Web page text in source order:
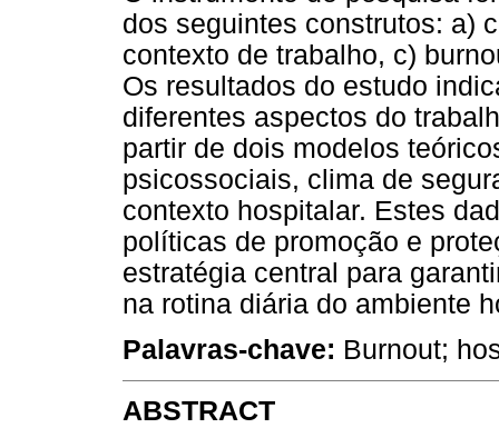
dos seguintes construtos: a)
contexto de trabalho, c)
Os resultados do estudo
diferentes aspectos do
partir de dois modelos
psicossociais, clima de
contexto hospitalar. Estes
políticas de promoção e
estratégia central para
na rotina diária do ambiente
Palavras-chave: Burnout;
ABSTRACT